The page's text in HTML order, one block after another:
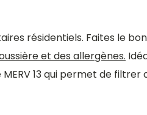
résidentiels. Faites le
et des allergènes.
13 qui permet de filtrer